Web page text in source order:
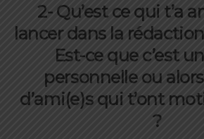
2- Qu’est ce qui t’a
lancer dans la
Est-ce que c’est
personnelle ou
d’ami(e)s qui t’ont
?